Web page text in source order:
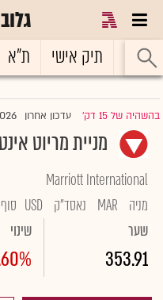
ראשי תיק אישי ת"א
בהשהיה של 15 דק' |עדכון אחרון
מניית מריוט
Marriott International
מניה
MAR נאסד"ק USD
שער
353.91
שינוי